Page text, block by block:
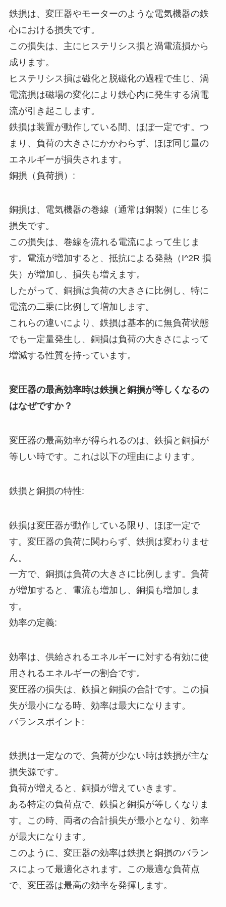
鉄損は、変圧器やモーターのような電気機器の鉄
心における損失です。
この損失は、主にヒステリシス損と渦電流損から
成ります。
ヒステリシス損は磁化と脱磁化の過程で生じ、渦
電流損は磁場の変化により鉄心内に発生する渦電
流が引き起こします。
鉄損は装置が動作している間、ほぼ一定です。つ
まり、負荷の大きさにかかわらず、ほぼ同じ量の
エネルギーが損失されます。
銅損（負荷損）:
銅損は、電気機器の巻線（通常は銅製）に生じる
損失です。
この損失は、巻線を流れる電流によって生じま
す。電流が増加すると、抵抗による発熱（I^2R 損
失）が増加し、損失も増えます。
したがって、銅損は負荷の大きさに比例し、特に
電流の二乗に比例して増加します。
これらの違いにより、鉄損は基本的に無負荷状態
でも一定量発生し、銅損は負荷の大きさによって
増減する性質を持っています。
変圧器の最高効率時は鉄損と銅損が等しくなるの
はなぜですか？
変圧器の最高効率が得られるのは、鉄損と銅損が
等しい時です。これは以下の理由によります。
鉄損と銅損の特性:
鉄損は変圧器が動作している限り、ほぼ一定で
す。変圧器の負荷に関わらず、鉄損は変わりませ
ん。
一方で、銅損は負荷の大きさに比例します。負荷
が増加すると、電流も増加し、銅損も増加しま
す。
効率の定義:
効率は、供給されるエネルギーに対する有効に使
用されるエネルギーの割合です。
変圧器の損失は、鉄損と銅損の合計です。この損
失が最小になる時、効率は最大になります。
バランスポイント:
鉄損は一定なので、負荷が少ない時は鉄損が主な
損失源です。
負荷が増えると、銅損が増えていきます。
ある特定の負荷点で、鉄損と銅損が等しくなりま
す。この時、両者の合計損失が最小となり、効率
が最大になります。
このように、変圧器の効率は鉄損と銅損のバラン
スによって最適化されます。この最適な負荷点
で、変圧器は最高の効率を発揮します。